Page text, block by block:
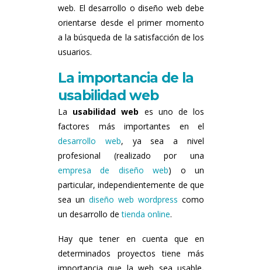
web. El desarrollo o diseño web debe
orientarse desde el primer momento
a la búsqueda de la satisfacción de los
usuarios.
La importancia de la
usabilidad web
La usabilidad web es uno de los
factores más importantes en el
desarrollo web, ya sea a nivel
profesional (realizado por una
empresa de diseño web) o un
particular, independientemente de que
sea un diseño web wordpress como
un desarrollo detienda online.
Hay que tener en cuenta que en
determinados proyectos tiene más
importancia que la web sea usable,